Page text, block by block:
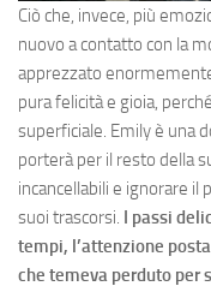
Ciò che, invece, più
nuovo a contatto con la
apprezzato
pura felicità e gioia,
superficiale. Emily è una
porterà per il resto della
incancellabili e ignorare
suoi trascorsi. I passi
tempi, l’attenzione
che temeva perduto per